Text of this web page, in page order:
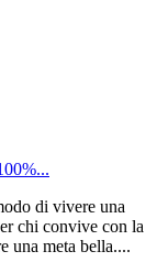
di vivere una
chi convive con la
una meta bella....